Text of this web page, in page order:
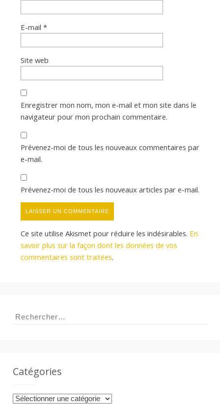
E-mail *
Site web
Enregistrer mon nom, mon e-mail et mon site dans le
navigateur pour mon prochain commentaire.
Prévenez-moi de tous les nouveaux commentaires par
e-mail.
Prévenez-moi de tous les nouveaux articles par e-mail.
Ce site utilise Akismet pour réduire les indésirables. En
savoir plus sur la façon dont les données de vos
commentaires sont traitées.
Rechercher :
Catégories
Catégories